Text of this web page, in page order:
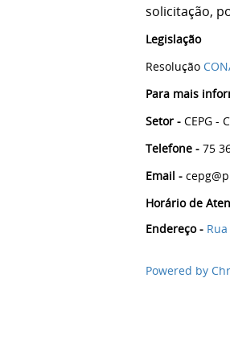
solicitação,
Legislação
Resolução
Para mais
Setor - CEPG -
Telefone - 75
Email -
Horário de
Endereço -
Powered by